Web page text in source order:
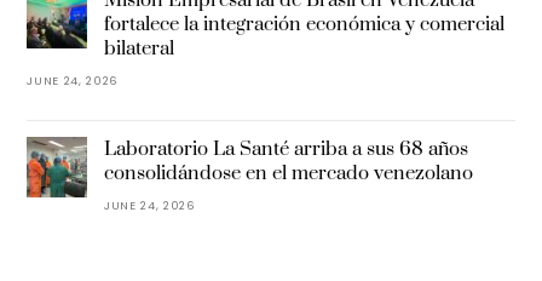
fortalece la integración económica y comercial
bilateral
JUNE 24, 2026
Laboratorio La Santé arriba a sus 68 años
consolidándose en el mercado venezolano
JUNE 24, 2026